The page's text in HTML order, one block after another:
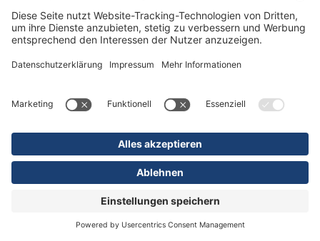
16.07.2026 Kliniken Orthopädie